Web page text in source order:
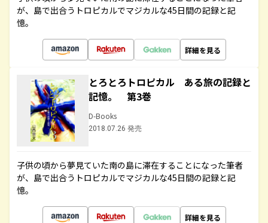
が、島で出合うトロピカルでマジカルな45日間の記録と記
憶。
詳細を見る
とろとろトロピカル ある旅の記録と
記憶。 第3巻
D-Books
2018.07.26 発売
子供の頃から夢見ていた南の島に滞在することになった筆者
が、島で出合うトロピカルでマジカルな45日間の記録と記
憶。
詳細を見る